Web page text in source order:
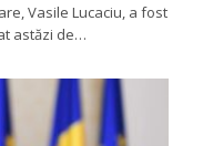
Vasile Lucaciu, a fost
astăzi de…